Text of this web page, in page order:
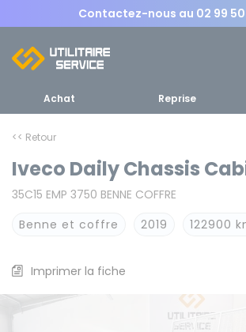
Contactez-nous au 02 99 50
MENU
Achat
d'un utilitaire
RETOUR MENU
Achat Reprise
<< Retour
Iveco Daily Chassis
35C15 EMP 3750 BENNE COFFRE
Benne et coffre
2019 122900
Imprimer la fiche